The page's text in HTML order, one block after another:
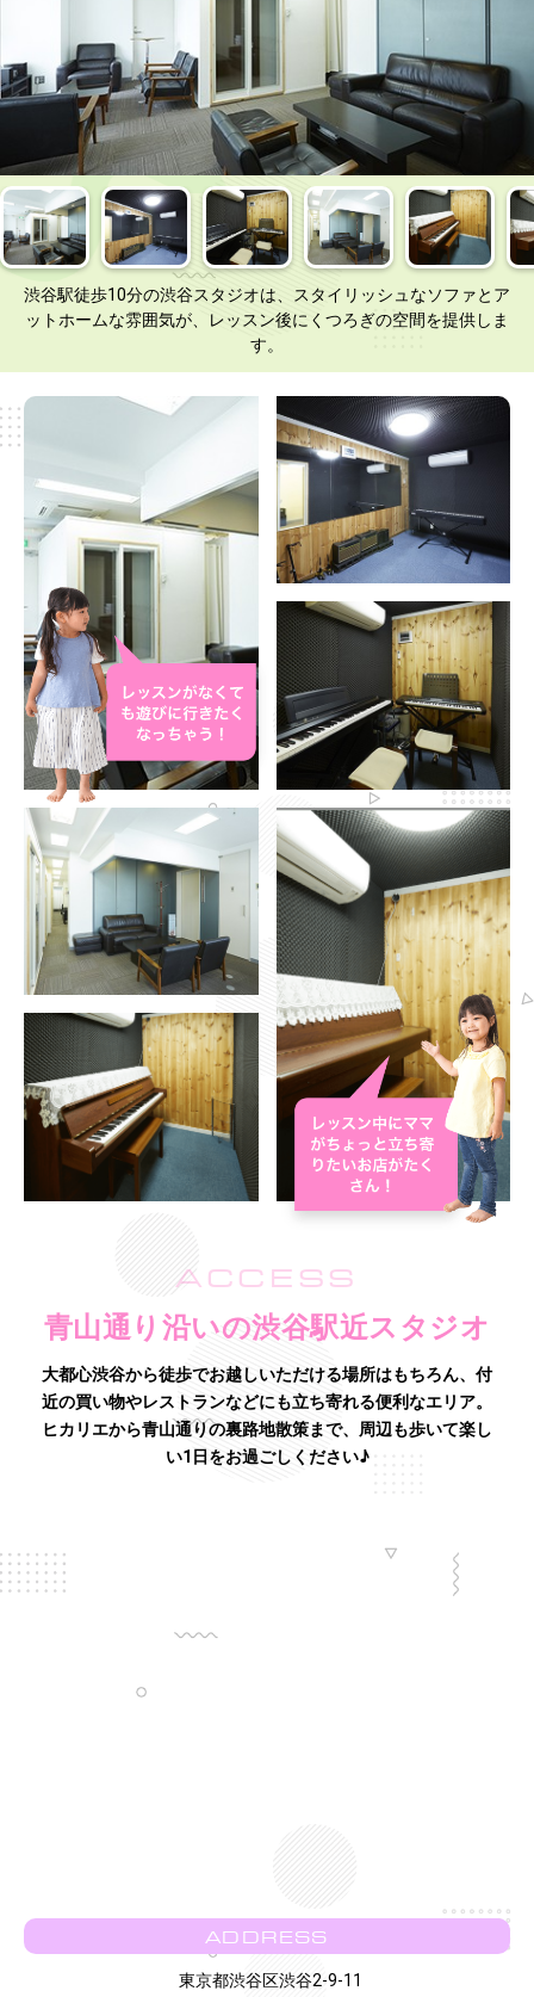
渋谷駅徒歩10分の渋谷スタジオは、スタイリッシュなソファとア
ットホームな雰囲気が、レッスン後にくつろぎの空間を提供しま
す。
ACCESS
青山通り沿いの渋谷駅近スタジオ
大都心渋谷から徒歩でお越しいただける場所はもちろん、付
近の買い物やレストランなどにも立ち寄れる便利なエリア。
ヒカリエから青山通りの裏路地散策まで、周辺も歩いて楽し
い1日をお過ごしください♪
ADDRESS
東京都渋谷区渋谷2-9-11